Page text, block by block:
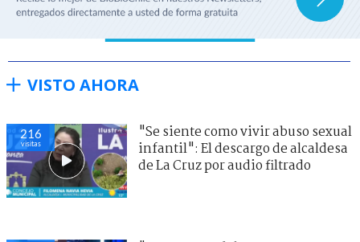
VISTO AHORA
216
visitas
"Se siente como vivir abuso sexual
infantil": El descargo de alcaldesa
de La Cruz por audio filtrado